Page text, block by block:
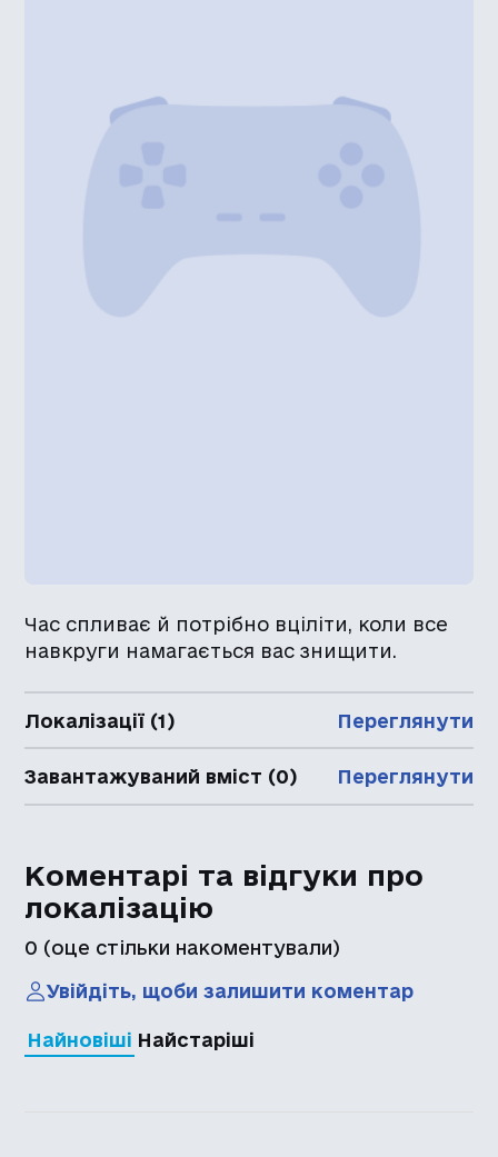
Час спливає й потрібно вціліти, коли все
навкруги намагається вас знищити.
Локалізації (1) Переглянути
Завантажуваний вміст (0) Переглянути
Коментарі та відгуки про
локалізацію
0 (оце стільки накоментували)
Увійдіть, щоби залишити коментар
Найновіші Найстаріші